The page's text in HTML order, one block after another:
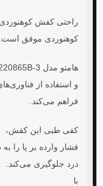
راحتی کفش کوهنوردی
کوهنوردی موفق است.
هامتو مدل 220865B-3
و استفاده از
فراهم می‌کند.
کفی طبی این کفش،
فشار وارده بر پا را
درد جلوگیری می‌کند.
با